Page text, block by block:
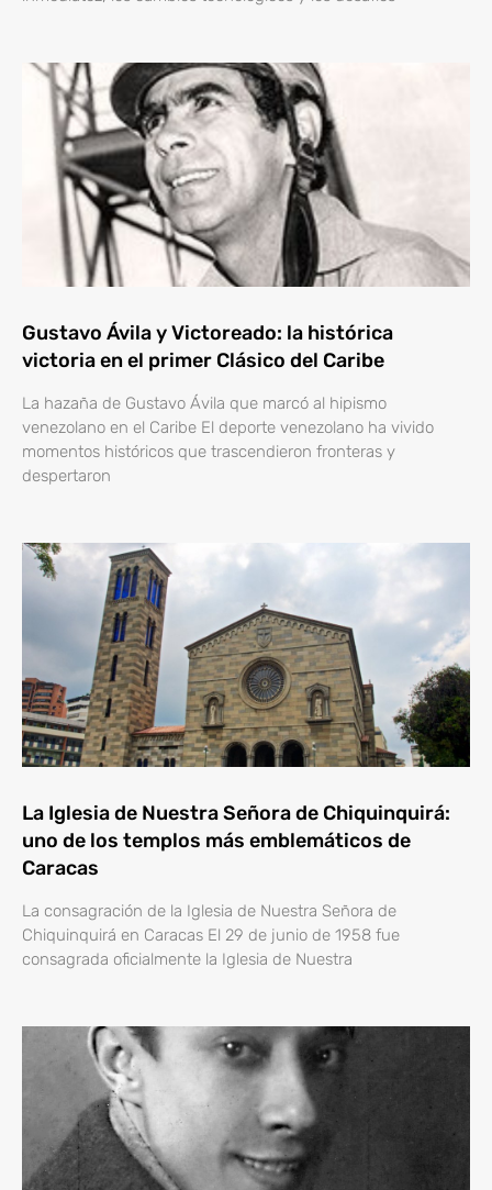
Gustavo Ávila y Victoreado: la histórica
victoria en el primer Clásico del Caribe
La hazaña de Gustavo Ávila que marcó al hipismo
venezolano en el Caribe El deporte venezolano ha vivido
momentos históricos que trascendieron fronteras y
despertaron
La Iglesia de Nuestra Señora de Chiquinquirá:
uno de los templos más emblemáticos de
Caracas
La consagración de la Iglesia de Nuestra Señora de
Chiquinquirá en Caracas El 29 de junio de 1958 fue
consagrada oficialmente la Iglesia de Nuestra